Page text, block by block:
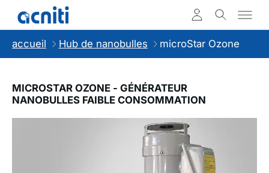
accueil Hub de nanobulles microStar Ozone
MICROSTAR OZONE - GÉNÉRATEUR
NANOBULLES FAIBLE CONSOMMATION